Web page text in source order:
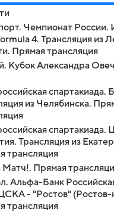
Чемпионат России.
4. Трансляция из
Прямая трансляция
Кубок Александра
спартакиада.
из Челябинска.
спартакиада.
Трансляция из
трансляция
Матч!. Прямая
Альфа-Банк
- "Ростов" (Ростов-
трансляция